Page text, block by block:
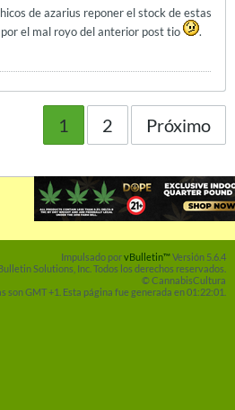
de azarius reponer el stock de estas
el mal royo del anterior post tio
.
1 2 Próximo
Impulsado porvBulletin™Versión 5.6.4
Solutions, Inc. Todos los derechos reservados.
© CannabisCultura
son GMT +1. Esta página fue generada en 01:22:01.